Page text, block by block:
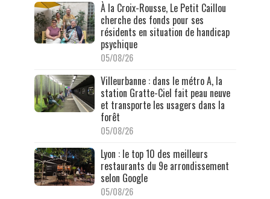
À la Croix-Rousse, Le Petit Caillou
cherche des fonds pour ses
résidents en situation de handicap
psychique
05/08/26
Villeurbanne : dans le métro A, la
station Gratte-Ciel fait peau neuve
et transporte les usagers dans la
forêt
05/08/26
Lyon : le top 10 des meilleurs
restaurants du 9e arrondissement
selon Google
05/08/26